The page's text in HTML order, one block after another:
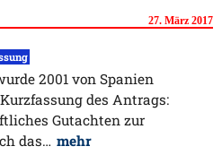
27. März 2017
2001 von Spanien
des Antrags:
Gutachten zur
das… mehr